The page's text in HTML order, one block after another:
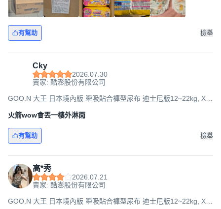
有幫助 檢舉
Cky
2026.07.30
賣家: 酷澎股份有限公司
GOO.N 大王 日本境內版 瞬吸貼合褲型尿布 迪士尼版12~22kg, XL,
火箭wow會丟一樓外淋雨
有幫助 檢舉
高*秀
2026.07.21
賣家: 酷澎股份有限公司
GOO.N 大王 日本境內版 瞬吸貼合褲型尿布 迪士尼版12~22kg, XL,